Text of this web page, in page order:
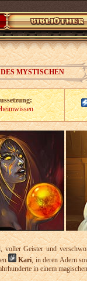
MYSTISCHEN
Geister und
Kari, in deren Adern
in einem